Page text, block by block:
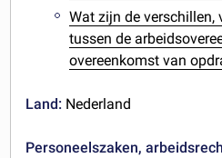
Wat zijn de verschillen,
tussen de
overeenkomst van
Land: Nederland
Personeelszaken,